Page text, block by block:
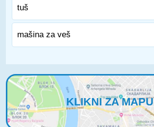
tuš
mašina za veš
KLIKNI ZA MAPU